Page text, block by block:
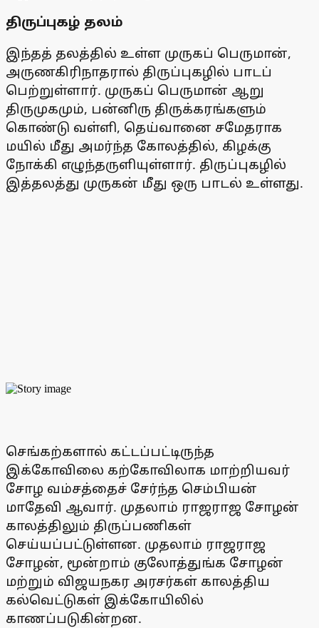
திருப்புகழ் தலம்
இந்தத் தலத்தில் உள்ள முருகப் பெருமான்,
அருணகிரிநாதரால் திருப்புகழில் பாடப்
பெற்றுள்ளார். முருகப் பெருமான் ஆறு
திருமுகமும், பன்னிரு திருக்கரங்களும்
கொண்டு வள்ளி, தெய்வானை சமேதராக
மயில் மீது அமர்ந்த கோலத்தில், கிழக்கு
நோக்கி எழுந்தருளியுள்ளார். திருப்புகழில்
இத்தலத்து முருகன் மீது ஒரு பாடல் உள்ளது.
செங்கற்களால் கட்டப்பட்டிருந்த
இக்கோவிலை கற்கோவிலாக மாற்றியவர்
சோழ வம்சத்தைச் சேர்ந்த செம்பியன்
மாதேவி ஆவார். முதலாம் ராஜராஜ சோழன்
காலத்திலும் திருப்பணிகள்
செய்யப்பட்டுள்ளன. முதலாம் ராஜராஜ
சோழன், மூன்றாம் குலோத்துங்க சோழன்
மற்றும் விஜயநகர அரசர்கள் காலத்திய
கல்வெட்டுகள் இக்கோயிலில்
காணப்படுகின்றன.